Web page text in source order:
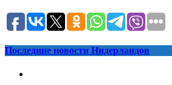
Последние новости Нидерландов